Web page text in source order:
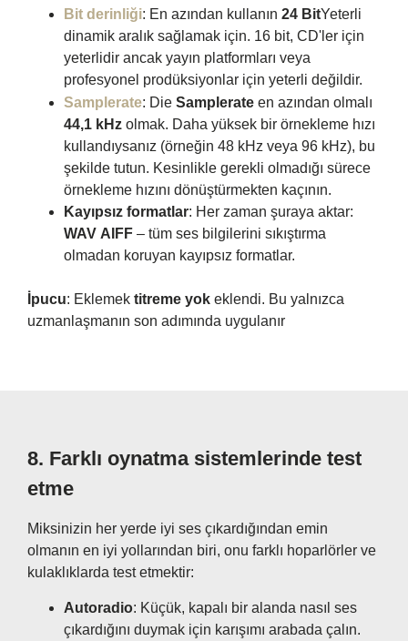
Bit derinliği: En azından kullanın 24 BitYeterli
dinamik aralık sağlamak için. 16 bit, CD'ler için
yeterlidir ancak yayın platformları veya
profesyonel prodüksiyonlar için yeterli değildir.
Samplerate: Die Samplerate en azından olmalı
44,1 kHz olmak. Daha yüksek bir örnekleme hızı
kullandıysanız (örneğin 48 kHz veya 96 kHz), bu
şekilde tutun. Kesinlikle gerekli olmadığı sürece
örnekleme hızını dönüştürmekten kaçının.
Kayıpsız formatlar: Her zaman şuraya aktar:
WAV AIFF – tüm ses bilgilerini sıkıştırma
olmadan koruyan kayıpsız formatlar.
İpucu: Eklemek titreme yok eklendi. Bu yalnızca
uzmanlaşmanın son adımında uygulanır
8. Farklı oynatma sistemlerinde test
etme
Miksinizin her yerde iyi ses çıkardığından emin
olmanın en iyi yollarından biri, onu farklı hoparlörler ve
kulaklıklarda test etmektir:
Autoradio: Küçük, kapalı bir alanda nasıl ses
çıkardığını duymak için karışımı arabada çalın.